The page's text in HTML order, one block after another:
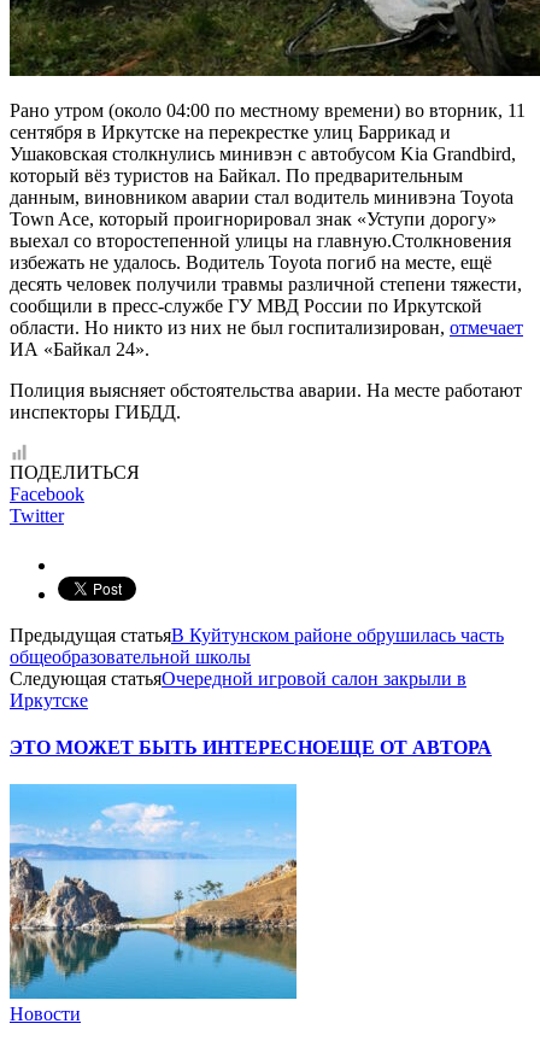
Рано утром (около 04:00 по местному времени) во вторник, 11
сентября в Иркутске на перекрестке улиц Баррикад и
Ушаковская столкнулись минивэн с автобусом Kia Grandbird,
который вёз туристов на Байкал. По предварительным
данным, виновником аварии стал водитель минивэна Toyota
Town Ace, который проигнорировал знак «Уступи дорогу»
выехал со второстепенной улицы на главную.Столкновения
избежать не удалось. Водитель Toyota погиб на месте, ещё
десять человек получили травмы различной степени тяжести,
сообщили в пресс-службе ГУ МВД России по Иркутской
области. Но никто из них не был госпитализирован, отмечает
ИА «Байкал 24».
Полиция выясняет обстоятельства аварии. На месте работают
инспекторы ГИБДД.
ПОДЕЛИТЬСЯ
Facebook
Twitter
Предыдущая статьяВ Куйтунском районе обрушилась часть
общеобразовательной школы
Следующая статьяОчередной игровой салон закрыли в
Иркутске
ЭТО МОЖЕТ БЫТЬ ИНТЕРЕСНОЕЩЕ ОТ АВТОРА
Новости